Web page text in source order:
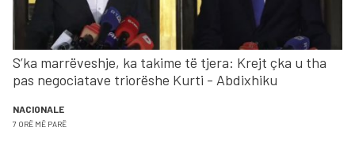
S’ka marrëveshje, ka takime të tjera: Krejt çka u tha
pas negociatave triorëshe Kurti - Abdixhiku
NACIONALE
7 ORË MË PARË